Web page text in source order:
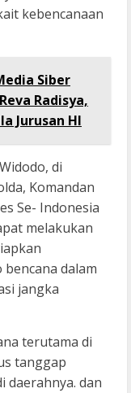
kebencanaan
Siber
Radisya,
Jurusan HI
di
Komandan
Se- Indonesia
melakukan
dalam
jangka
terutama di
tanggap
daerahnya. dan